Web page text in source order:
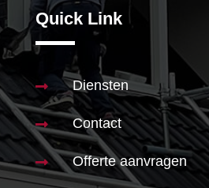
Quick Link
 Diensten
 Contact
 Offerte aanvragen